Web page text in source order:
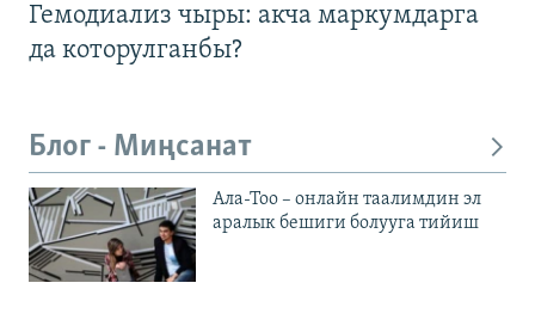
Гемодиализ чыры: акча маркумдарга
да которулганбы?
Блог - Миңсанат
Ала-Тоо – онлайн таалимдин эл
аралык бешиги болууга тийиш